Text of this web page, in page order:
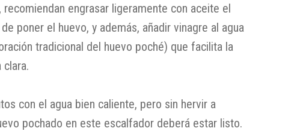
recomiendan engrasar ligeramente con aceite el
poner el huevo, y además, añadir vinagre al agua
tradicional del huevo poché) que facilita la
clara.
con el agua bien caliente, pero sin hervir a
pochado en este escalfador deberá estar listo.